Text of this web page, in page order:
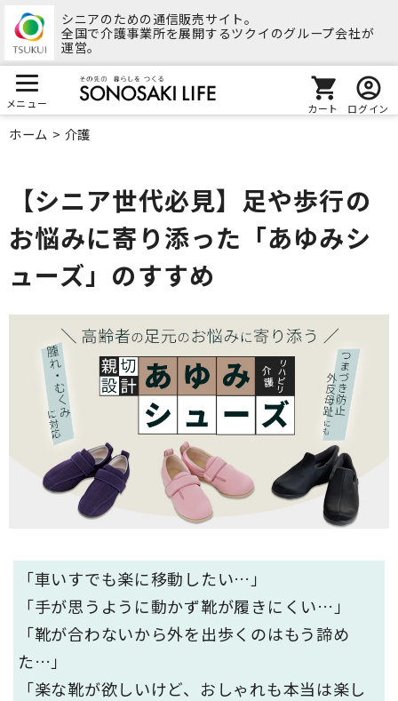
シニアのための通信販売サイト。
全国で介護事業所を展開するツクイのグループ会社が
運営。
メニュー カート ログイン
ホーム > 介護
【シニア世代必見】足や歩行の
お悩みに寄り添った「あゆみシ
ューズ」のすすめ
「車いすでも楽に移動したい…」
「手が思うように動かず靴が履きにくい…」
「靴が合わないから外を出歩くのはもう諦め
た…」
「楽な靴が欲しいけど、おしゃれも本当は楽し